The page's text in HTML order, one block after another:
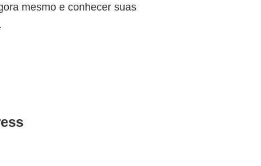
mesmo e conhecer suas